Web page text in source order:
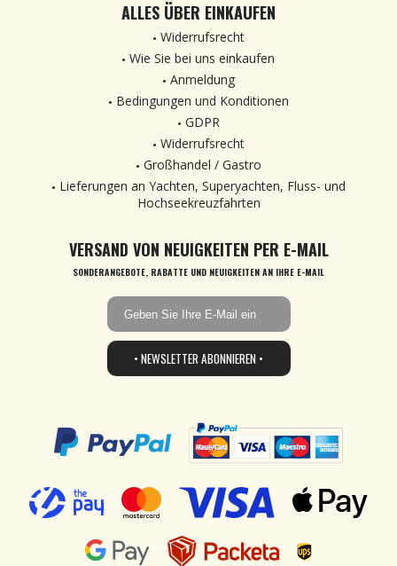
ALLES ÜBER EINKAUFEN
Widerrufsrecht
Wie Sie bei uns einkaufen
Anmeldung
Bedingungen und Konditionen
GDPR
Widerrufsrecht
Großhandel / Gastro
Lieferungen an Yachten, Superyachten, Fluss- und
Hochseekreuzfahrten
VERSAND VON NEUIGKEITEN PER E-MAIL
SONDERANGEBOTE, RABATTE UND NEUIGKEITEN AN IHRE E-MAIL
• NEWSLETTER ABONNIEREN •